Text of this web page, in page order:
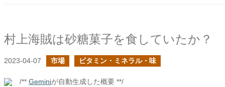
村上海賊は砂糖菓子を食していたか？
2023-04-07 市場 ビタミン・ミネラル・味
/** Geminiが自動生成した概要 **/